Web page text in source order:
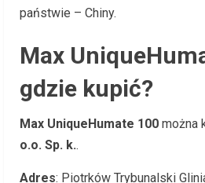
państwie – Chiny.
Max
gdzie kupić?
Max UniqueHumate 100 można
o.o. Sp. k..
Adres: Piotrków Trybunalski